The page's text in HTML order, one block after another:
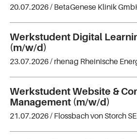
20.07.2026 / BetaGenese Klinik
Werkstudent Digital
(m/w/d)
23.07.2026 / rhenag Rheinische
Werkstudent Website &
Management (m/w/d)
21.07.2026 / Flossbach von Storch SE